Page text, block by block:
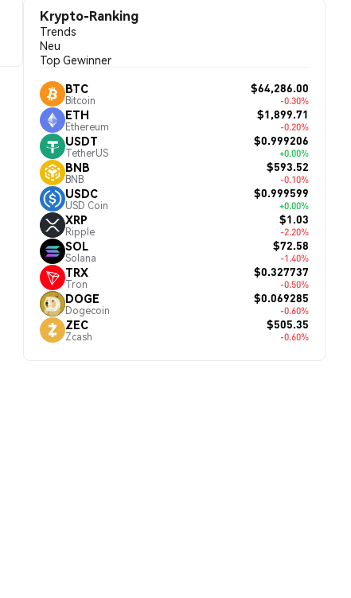
Krypto-Ranking
Trends
Neu
Top Gewinner
BTC
Bitcoin
$64,286.00
-0.30%
ETH
Ethereum
$1,899.71
-0.20%
USDT
TetherUS
$0.999206
+0.00%
BNB
BNB
$593.52
-0.10%
USDC
USD Coin
$0.999599
+0.00%
XRP
Ripple
$1.03
-2.20%
SOL
Solana
$72.58
-1.40%
TRX
Tron
$0.327737
-0.50%
DOGE
Dogecoin
$0.069285
-0.60%
ZEC
Zcash
$505.35
-0.60%